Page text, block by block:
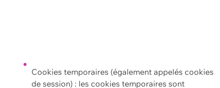
Cookies temporaires (également appelés cookies
de session) : les cookies temporaires sont